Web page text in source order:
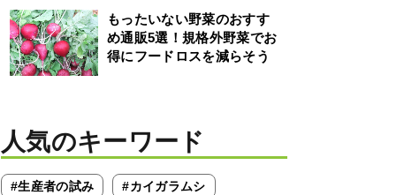
もったいない野菜のおすす
め通販5選！規格外野菜でお
得にフードロスを減らそう
人気のキーワード
#生産者の試み #カイガラムシ